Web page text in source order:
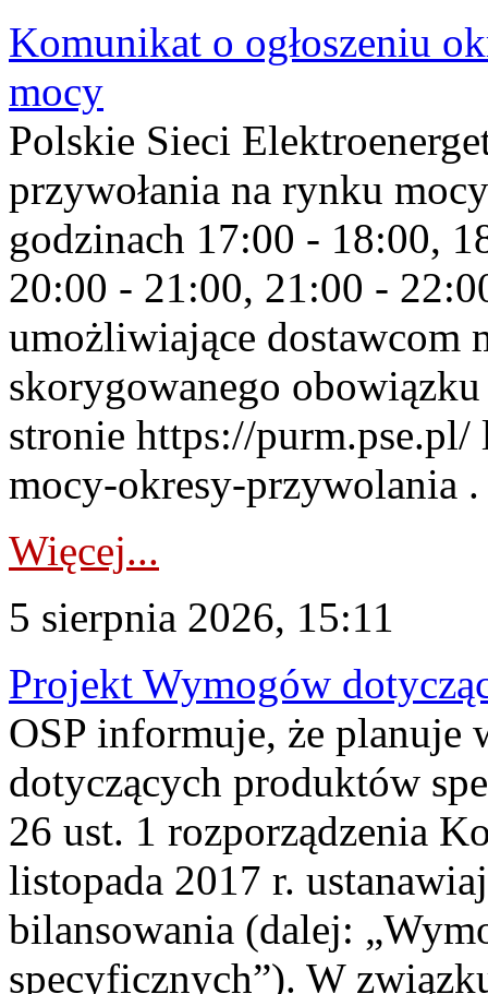
Komunikat o ogłoszeniu
mocy
Polskie Sieci
przywołania na rynku
godzinach 17:00 - 18:00,
20:00 - 21:00, 21:00 -
umożliwiające dostawcom
skorygowanego
stronie https://
mocy-okresy-przywolania
Więcej...
5 sierpnia 2026, 15:11
Projekt Wymogów
OSP informuje, że planuje
dotyczących produktów
26 ust. 1 rozporządzenia
listopada 2017 r.
bilansowania (dalej:
specyficznych”). W